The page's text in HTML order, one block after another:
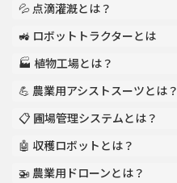
💦 点滴灌漑とは？
🚜 ロボットトラクターとは
🏭 植物工場とは？
💪 農業用アシストスーツとは？
📋 圃場管理システムとは？
🤖 収穫ロボットとは？
🚁 農業用ドローンとは？